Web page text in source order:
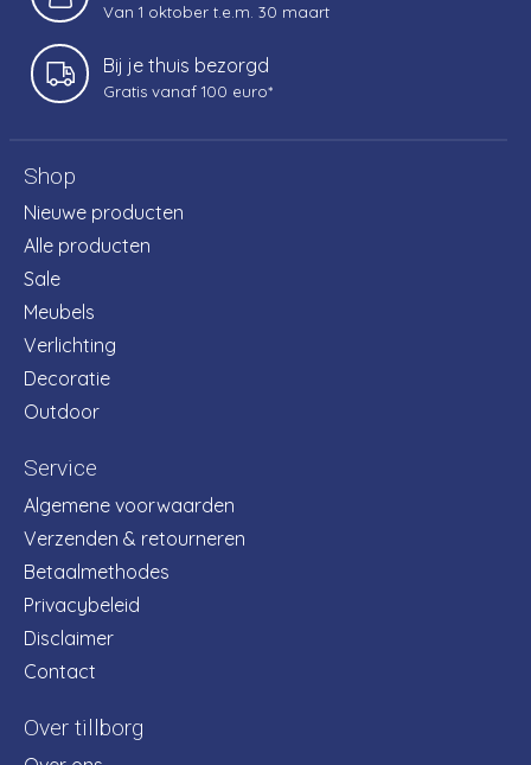
Van 1 oktober t.e.m. 30 maart
Bij je thuis bezorgd
Gratis vanaf 100 euro*
Shop
Nieuwe producten
Alle producten
Sale
Meubels
Verlichting
Decoratie
Outdoor
Service
Algemene voorwaarden
Verzenden & retourneren
Betaalmethodes
Privacybeleid
Disclaimer
Contact
Over tillborg